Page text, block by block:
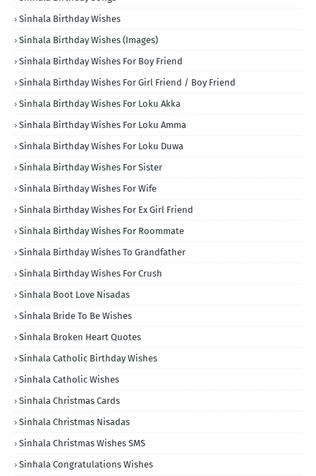
Sinhala Birthday Wishes
Sinhala Birthday Wishes (Images)
Sinhala Birthday Wishes For Boy Friend
Sinhala Birthday Wishes For Girl Friend / Boy Friend
Sinhala Birthday Wishes For Loku Akka
Sinhala Birthday Wishes For Loku Amma
Sinhala Birthday Wishes For Loku Duwa
Sinhala Birthday Wishes For Sister
Sinhala Birthday Wishes For Wife
Sinhala Birthday Wishes For Ex Girl Friend
Sinhala Birthday Wishes For Roommate
Sinhala Birthday Wishes To Grandfather
Sinhala Birthday Wishes For Crush
Sinhala Boot Love Nisadas
Sinhala Bride To Be Wishes
Sinhala Broken Heart Quotes
Sinhala Catholic Birthday Wishes
Sinhala Catholic Wishes
Sinhala Christmas Cards
Sinhala Christmas Nisadas
Sinhala Christmas Wishes SMS
Sinhala Congratulations Wishes